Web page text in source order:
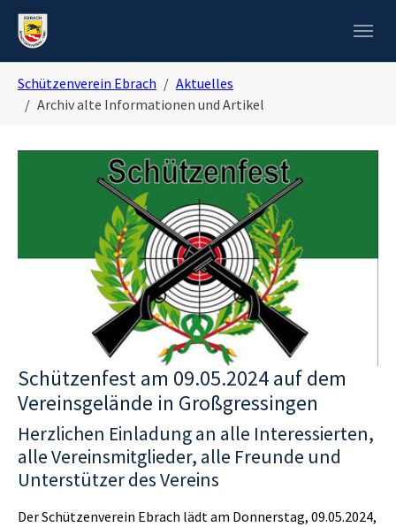
Skip to main navigation
Zum Hauptinhalt springen
Skip to page footer
Schützenverein Ebrach
Aktuelles
Archiv alte Informationen und Artikel
Schützenfest am 09.05.2024 auf dem
Vereinsgelände in Großgressingen
Herzlichen Einladung an alle Interessierten,
alle Vereinsmitglieder, alle Freunde und
Unterstützer des Vereins
Der Schützenverein Ebrach lädt am Donnerstag, 09.05.2024,